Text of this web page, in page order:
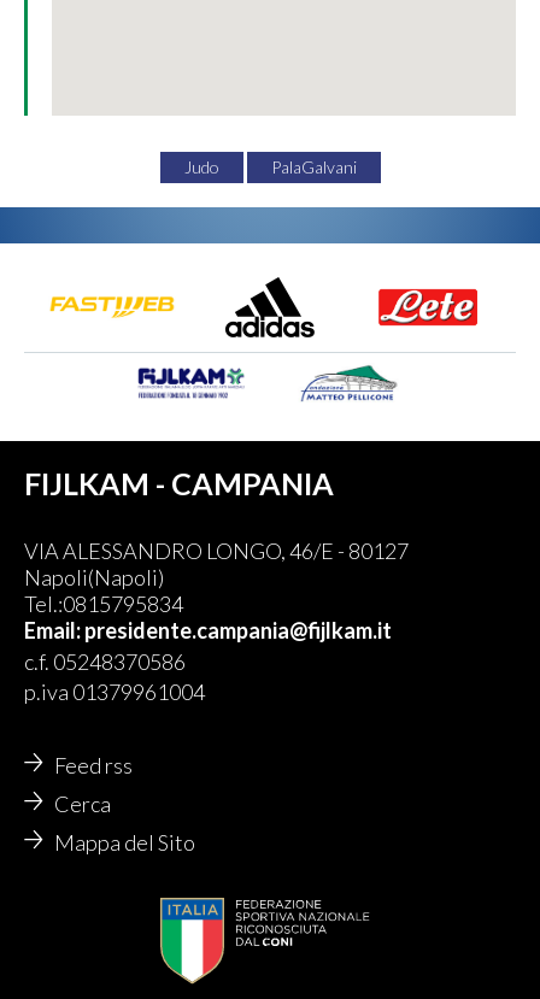
Judo PalaGalvani
FIJLKAM - CAMPANIA
VIA ALESSANDRO LONGO, 46/E - 80127
Napoli(Napoli)
Tel.:0815795834
Email: presidente.campania@fijlkam.it
c.f. 05248370586
p.iva 01379961004
Feed rss
Cerca
Mappa del Sito